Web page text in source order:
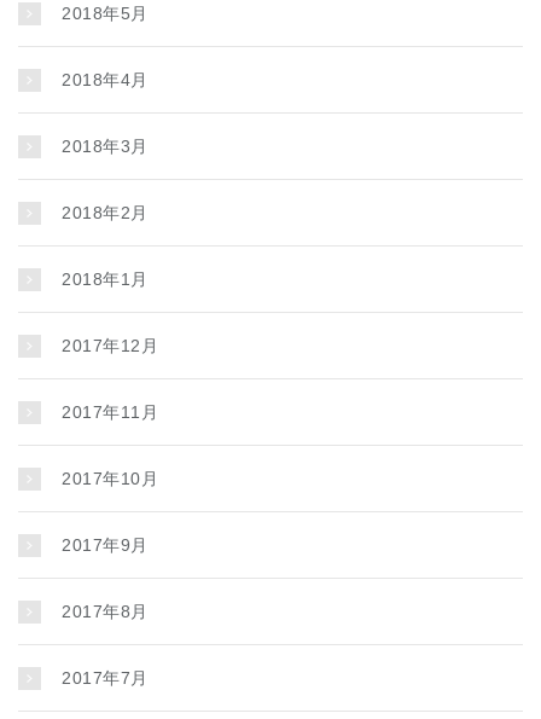
2018年5月
2018年4月
2018年3月
2018年2月
2018年1月
2017年12月
2017年11月
2017年10月
2017年9月
2017年8月
2017年7月